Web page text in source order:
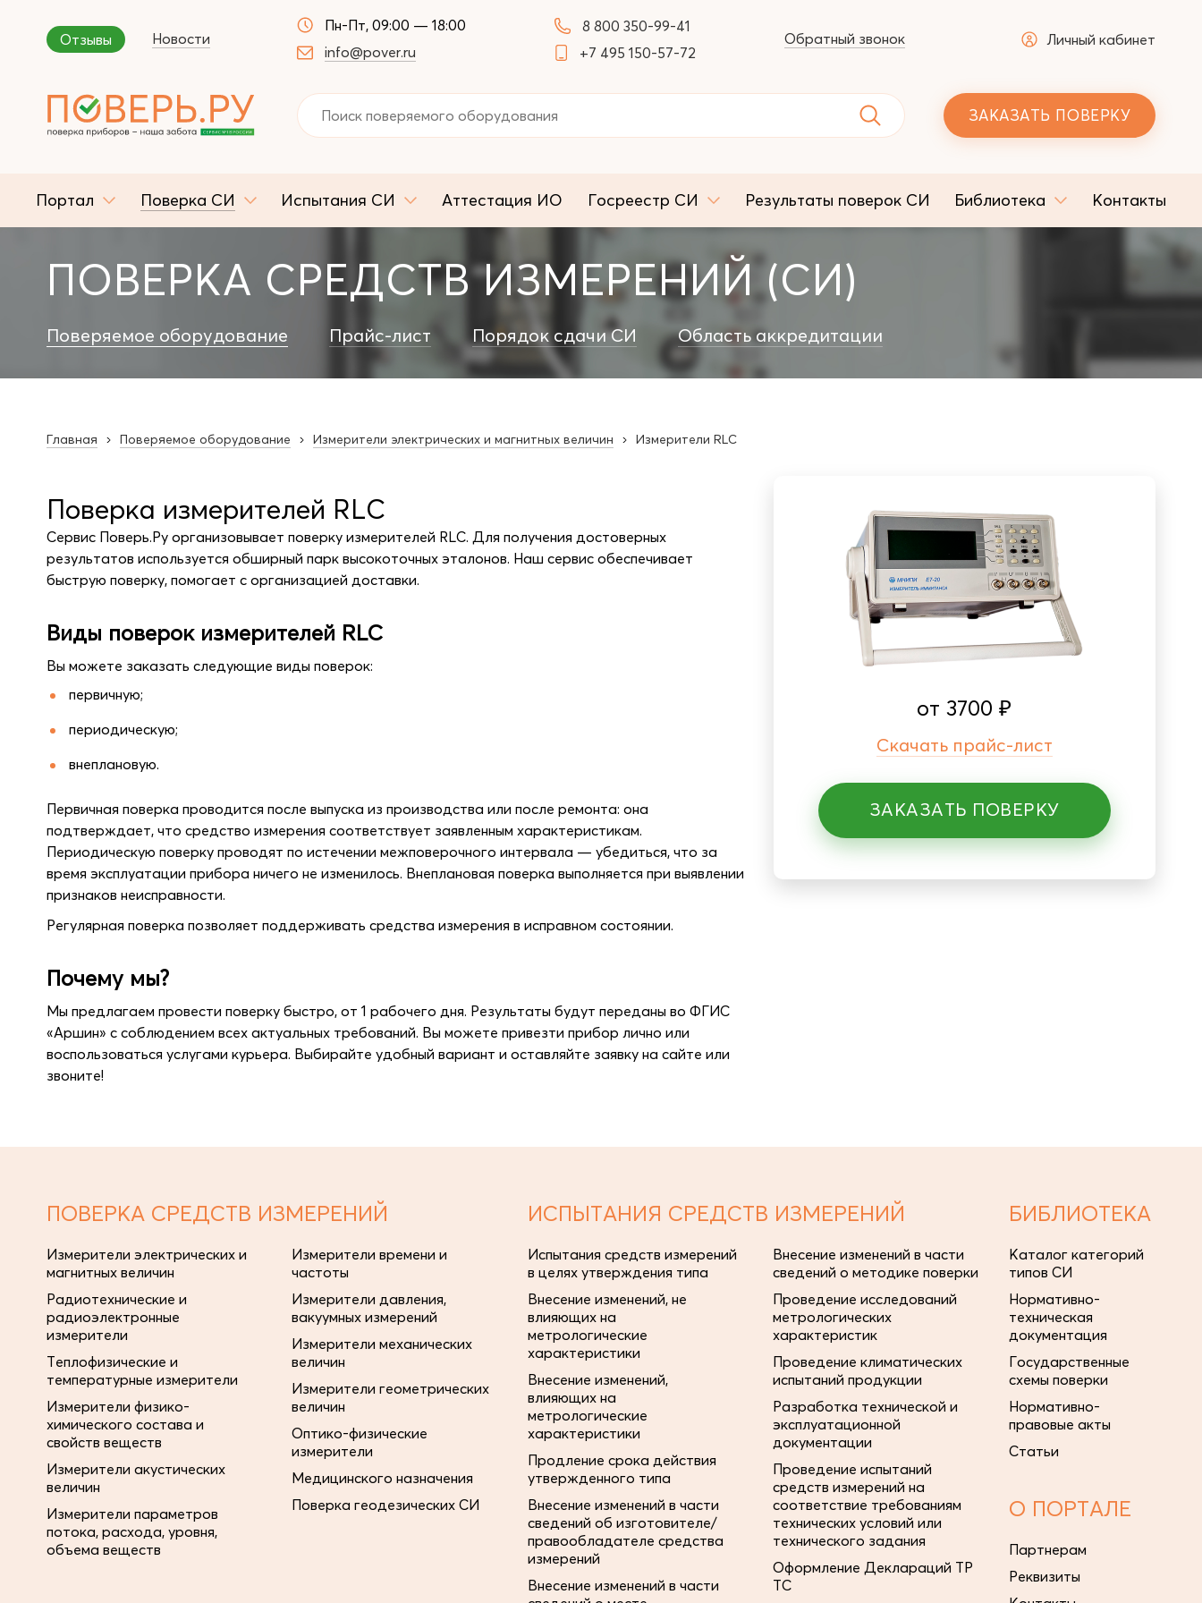
Отзывы Новости
Пн-Пт, 09:00 — 18:00
info@pover.ru
8 800 350-99-41
+7 495 150-57-72
Обратный звонок Личный кабинет
ЗАКАЗАТЬ ПОВЕРКУ
Портал Поверка СИ Испытания СИ Аттестация ИО Госреестр СИ Результаты поверок СИ Библиотека Контакты
ПОВЕРКА СРЕДСТВ ИЗМЕРЕНИЙ (СИ)
Поверяемое оборудование Прайс-лист Порядок сдачи СИ Область аккредитации
Главная Поверяемое оборудование Измерители электрических и магнитных величин Измерители RLC
Поверка измерителей RLC
Сервис Поверь.Ру организовывает поверку измерителей RLC. Для получения достоверных
результатов используется обширный парк высокоточных эталонов. Наш сервис обеспечивает
быструю поверку, помогает с организацией доставки.
Виды поверок измерителей RLC
Вы можете заказать следующие виды поверок:
первичную;
периодическую;
внеплановую.
Первичная поверка проводится после выпуска из производства или после ремонта: она
подтверждает, что средство измерения соответствует заявленным характеристикам.
Периодическую поверку проводят по истечении межповерочного интервала — убедиться, что за
время эксплуатации прибора ничего не изменилось. Внеплановая поверка выполняется при выявлении
признаков неисправности.
Регулярная поверка позволяет поддерживать средства измерения в исправном состоянии.
Почему мы?
Мы предлагаем провести поверку быстро, от 1 рабочего дня. Результаты будут переданы во ФГИС
«Аршин» с соблюдением всех актуальных требований. Вы можете привезти прибор лично или
воспользоваться услугами курьера. Выбирайте удобный вариант и оставляйте заявку на сайте или
звоните!
от3700 ₽
Скачать прайс-лист
ЗАКАЗАТЬ ПОВЕРКУ
ПОВЕРКА СРЕДСТВ ИЗМЕРЕНИЙ
Измерители электрических и
магнитных величин
Радиотехнические и
радиоэлектронные
измерители
Теплофизические и
температурные измерители
Измерители физико-
химического состава и
свойств веществ
Измерители акустических
величин
Измерители параметров
потока, расхода, уровня,
объема веществ
Измерители времени и
частоты
Измерители давления,
вакуумных измерений
Измерители механических
величин
Измерители геометрических
величин
Оптико-физические
измерители
Медицинского назначения
Поверка геодезических СИ
ИСПЫТАНИЯ СРЕДСТВ ИЗМЕРЕНИЙ
Испытания средств измерений
в целях утверждения типа
Внесение изменений, не
влияющих на
метрологические
характеристики
Внесение изменений,
влияющих на
метрологические
характеристики
Продление срока действия
утвержденного типа
Внесение изменений в части
сведений об изготовителе/
правообладателе средства
измерений
Внесение изменений в части
Внесение изменений в части
сведений о методике поверки
Проведение исследований
метрологических
характеристик
Проведение климатических
испытаний продукции
Разработка технической и
эксплуатационной
документации
Проведение испытаний
средств измерений на
соответствие требованиям
технических условий или
технического задания
Оформление Деклараций ТР
ТС
БИБЛИОТЕКА
Каталог категорий
типов СИ
Нормативно-
техническая
документация
Государственные
схемы поверки
Нормативно-
правовые акты
Статьи
О ПОРТАЛЕ
Партнерам
Реквизиты